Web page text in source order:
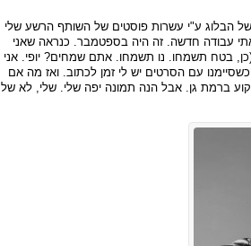
הבלוג ע"י עשרות פוסטים של השותף הרשע שלי
עבודה חדשה. זה היה בספטמבר. כנראה שאני
בטח תשמחו. נו תשמחו. אתם שמחים? יופי. אני
עם הסרטים יש לי זמן לכתוב. ואז מה אם
ברמת גן. אבל הנה תמונה יפה שלי. שלי, לא של